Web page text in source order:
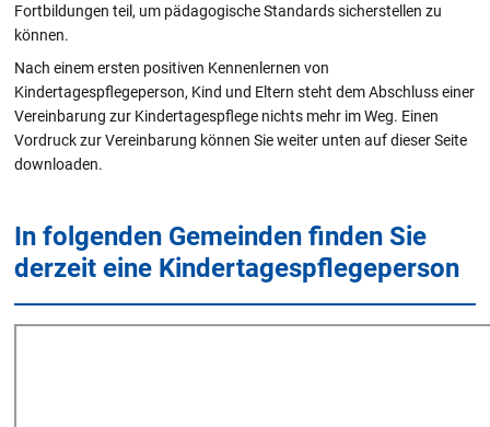
Fortbildungen teil, um pädagogische Standards sicherstellen zu
können.
Nach einem ersten positiven Kennenlernen von
Kindertagespflegeperson, Kind und Eltern steht dem Abschluss einer
Vereinbarung zur Kindertagespflege nichts mehr im Weg. Einen
Vordruck zur Vereinbarung können Sie weiter unten auf dieser Seite
downloaden.
In folgenden Gemeinden finden Sie
derzeit eine Kindertagespflegeperson